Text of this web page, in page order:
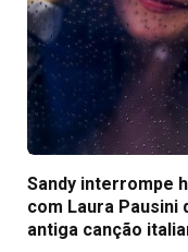
Sandy interrompe
com Laura Pausini
antiga canção